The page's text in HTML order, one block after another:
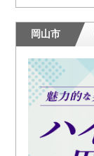
岡山市